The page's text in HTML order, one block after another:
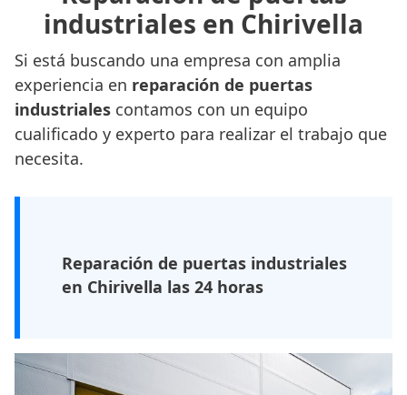
industriales en Chirivella
Si está buscando una empresa con amplia
experiencia en reparación de puertas
industriales contamos con un equipo
cualificado y experto para realizar el trabajo que
necesita.
Reparación de puertas industriales
en Chirivella las 24 horas